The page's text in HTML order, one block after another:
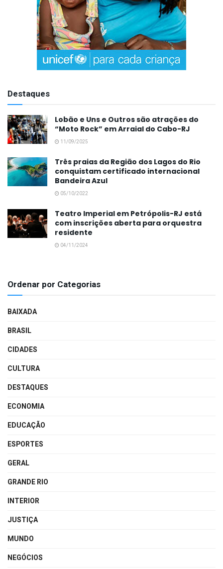
Destaques
Lobão e Uns e Outros são atrações do
“Moto Rock” em Arraial do Cabo-RJ
11/09/2025
Três praias da Região dos Lagos do Rio
conquistam certificado internacional
Bandeira Azul
05/10/2022
Teatro Imperial em Petrópolis-RJ está
com inscrições aberta para orquestra
residente
04/11/2024
Ordenar por Categorias
BAIXADA
BRASIL
CIDADES
CULTURA
DESTAQUES
ECONOMIA
EDUCAÇÃO
ESPORTES
GERAL
GRANDE RIO
INTERIOR
JUSTIÇA
MUNDO
NEGÓCIOS